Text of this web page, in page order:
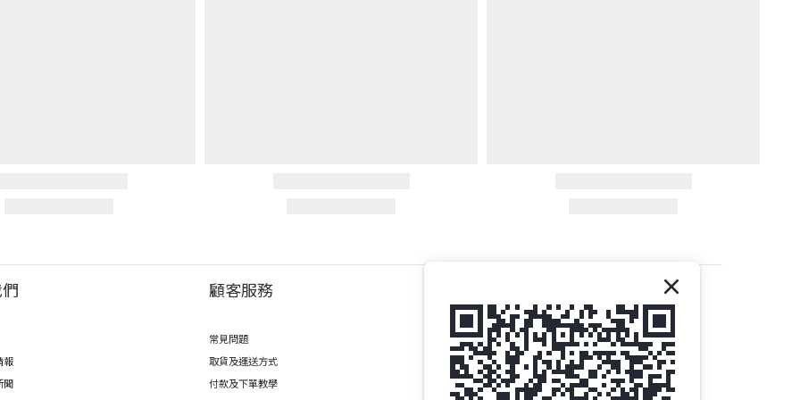
報
聞
顧客服務
常見問題
取貨及運送方式
付款及下單教學
Gethemall (HK) Ltd
電話 | +852-35719437
電郵 | order@gtm.hk